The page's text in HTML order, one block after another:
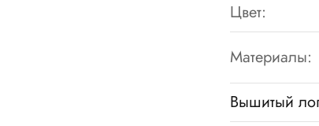
Цвет:
Материалы:
Вышитый